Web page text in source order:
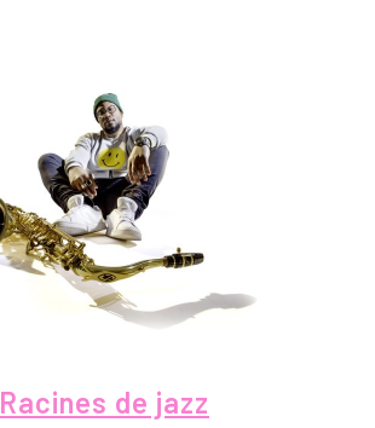
Racines de jazz